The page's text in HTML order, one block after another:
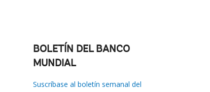
BOLETÍN DEL BANCO
MUNDIAL
Suscríbase al boletín semanal del